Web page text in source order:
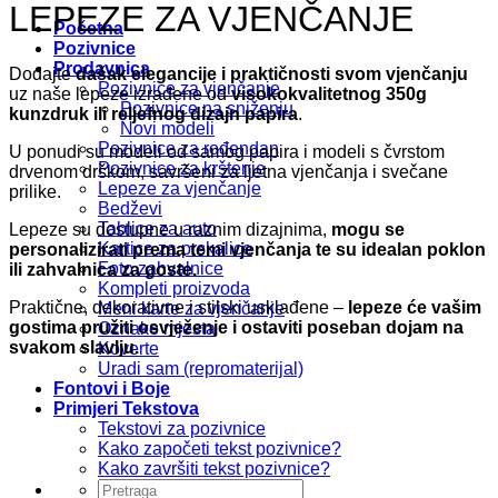
Početna
Pozivnice
Prodavnica
Pozivnice za vjenčanje
Pozivnice na sniženju
Novi modeli
Pozivnice za rođendan
Pozivnice za krštenje
Lepeze za vjenčanje
Bedževi
Tablice za auto
Kartice za prskalice
Foto zahvalnice
Kompleti proizvoda
Meni karte za vjenčanje
Oznake mjesta
Koverte
Uradi sam (repromaterijal)
Fontovi i Boje
Primjeri Tekstova
Tekstovi za pozivnice
Kako započeti tekst pozivnice?
Kako završiti tekst pozivnice?
Pretraži:
LEPEZE ZA VJENČANJE
Dodajtedašak elegancije i praktičnosti svom vjenčanju
uz naše lepeze izrađene odvisokokvalitetnog 350g
kunzdruk ili reljefnog dizajn papira.
U ponudi su modeli od samog papira i modeli s čvrstom
drvenom drškom, savršeni za ljetna vjenčanja i svečane
prilike.
Lepeze su dostupne u raznim dizajnima, mogu se
personalizirati prema temi vjenčanja te su idealan poklon
ili zahvalnica za goste.
Praktične, dekorativne i stilski usklađene – lepeze će vašim
gostima pružiti osvježenje i ostaviti poseban dojam na
svakom slavlju.